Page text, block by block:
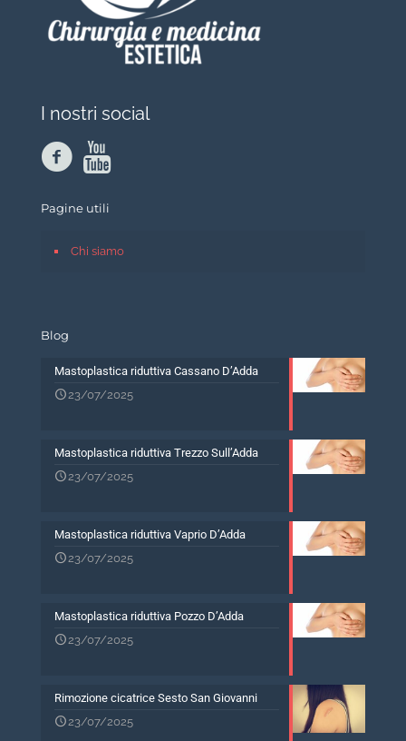
I nostri social
Pagine utili
Chi siamo
Blog
Mastoplastica riduttiva Cassano D’Adda
23/07/2025
Mastoplastica riduttiva Trezzo Sull’Adda
23/07/2025
Mastoplastica riduttiva Vaprio D’Adda
23/07/2025
Mastoplastica riduttiva Pozzo D’Adda
23/07/2025
Rimozione cicatrice Sesto San Giovanni
23/07/2025